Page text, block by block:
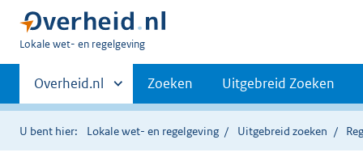
U
hier:
Lokale wet- en regelgeving
Primaire
navigatie
Andere
sites
binnen
Overheid.nl Zoeken Uitgebreid Zoeken
U bent hier: Lokale wet- en regelgeving Uitgebreid zoeken